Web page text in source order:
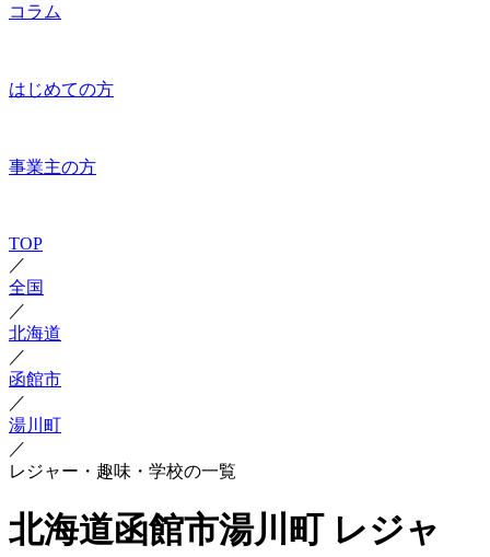
コラム
はじめての方
事業主の方
TOP
／
全国
／
北海道
／
函館市
／
湯川町
／
レジャー・趣味・学校の一覧
北海道函館市湯川町 レジャ